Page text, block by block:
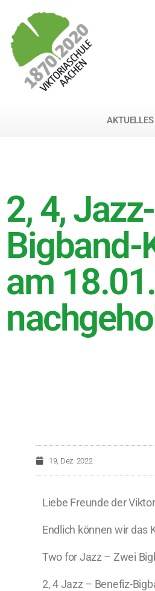
AKTUELLES
2, 4,
Bigband-
am
19, Dez. 2022
Liebe Freunde der
Endlich können wir das
Two for Jazz – Zwei
2, 4 Jazz – Benefiz-